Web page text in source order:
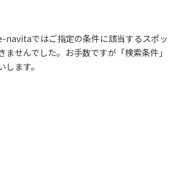
navitaではご指定の条件に該当するスポッ
ませんでした。お手数ですが「検索条件」
ます。